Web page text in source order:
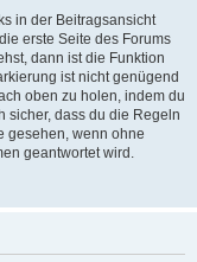
in der Beitragsansicht
erste Seite des Forums
dann ist die Funktion
ist nicht genügend
oben zu holen, indem du
sicher, dass du die Regeln
gesehen, wenn ohne
geantwortet wird.